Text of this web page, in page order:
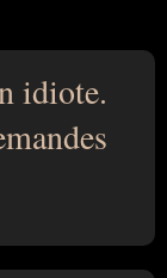
idiote.